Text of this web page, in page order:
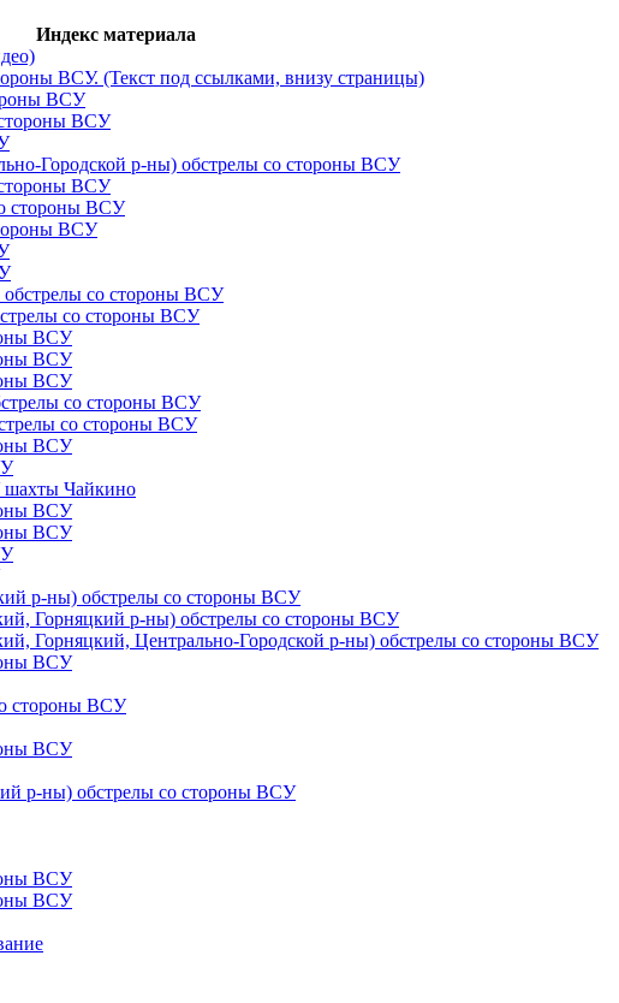
Индекс материала
ВСУ. (Текст под ссылками, внизу страницы)
ВСУ
стороны ВСУ
Городской р-ны) обстрелы со стороны ВСУ
стороны ВСУ
стороны ВСУ
ВСУ
со стороны ВСУ
со стороны ВСУ
ВСУ
ВСУ
ВСУ
со стороны ВСУ
со стороны ВСУ
ВСУ
шахты Чайкино
ВСУ
ВСУ
р-ны) обстрелы со стороны ВСУ
Горняцкий р-ны) обстрелы со стороны ВСУ
Горняцкий, Центрально-Городской р-ны) обстрелы со стороны ВСУ
ВСУ
стороны ВСУ
ВСУ
р-ны) обстрелы со стороны ВСУ
ВСУ
ВСУ